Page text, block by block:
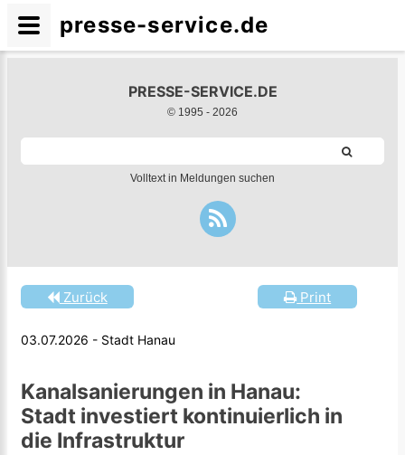
PRESSE-SERVICE.DE
© 1995 - 2026
Volltext in Meldungen suchen
Print
Zurück
03.07.2026 - Stadt Hanau
Kanalsanierungen in Hanau:
Stadt investiert kontinuierlich in
die Infrastruktur
presse-service.de